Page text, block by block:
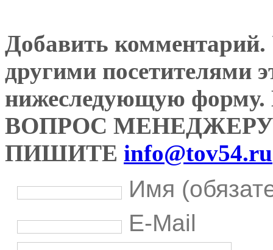
Добавить комментарий.
другими посетителями
нижеследующую
ВОПРОС
ПИШИТЕ info@tov54.ru
Имя
E-Mail